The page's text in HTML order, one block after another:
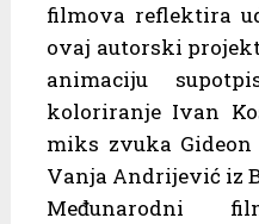
filmova reflektira
ovaj autorski
animaciju
koloriranje Ivan
miks zvuka Gideon
Vanja Andrijević iz
Međunarodni